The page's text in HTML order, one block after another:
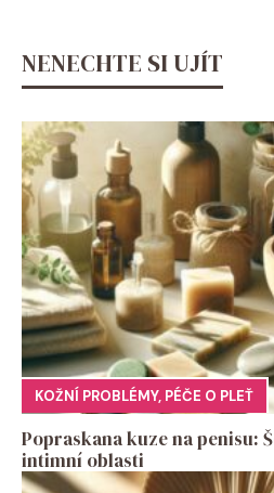
NENECHTE SI UJÍT
KOŽNÍ PROBLÉMY, PÉČE O PLEŤ
Popraskana kuze na penisu:
intimní oblasti